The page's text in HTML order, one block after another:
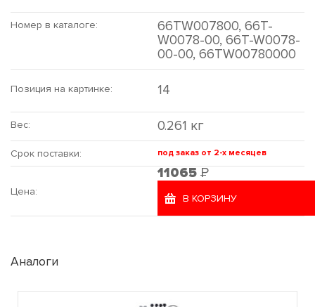
Номер в каталоге:
66TW007800, 66T-
W0078-00, 66T-W0078-
00-00, 66TW00780000
Позиция на картинке: 14
Вес: 0.261 кг
Срок поставки: под заказ от 2-х месяцев
Цена:
11065 Р
В КОРЗИНУ
Аналоги